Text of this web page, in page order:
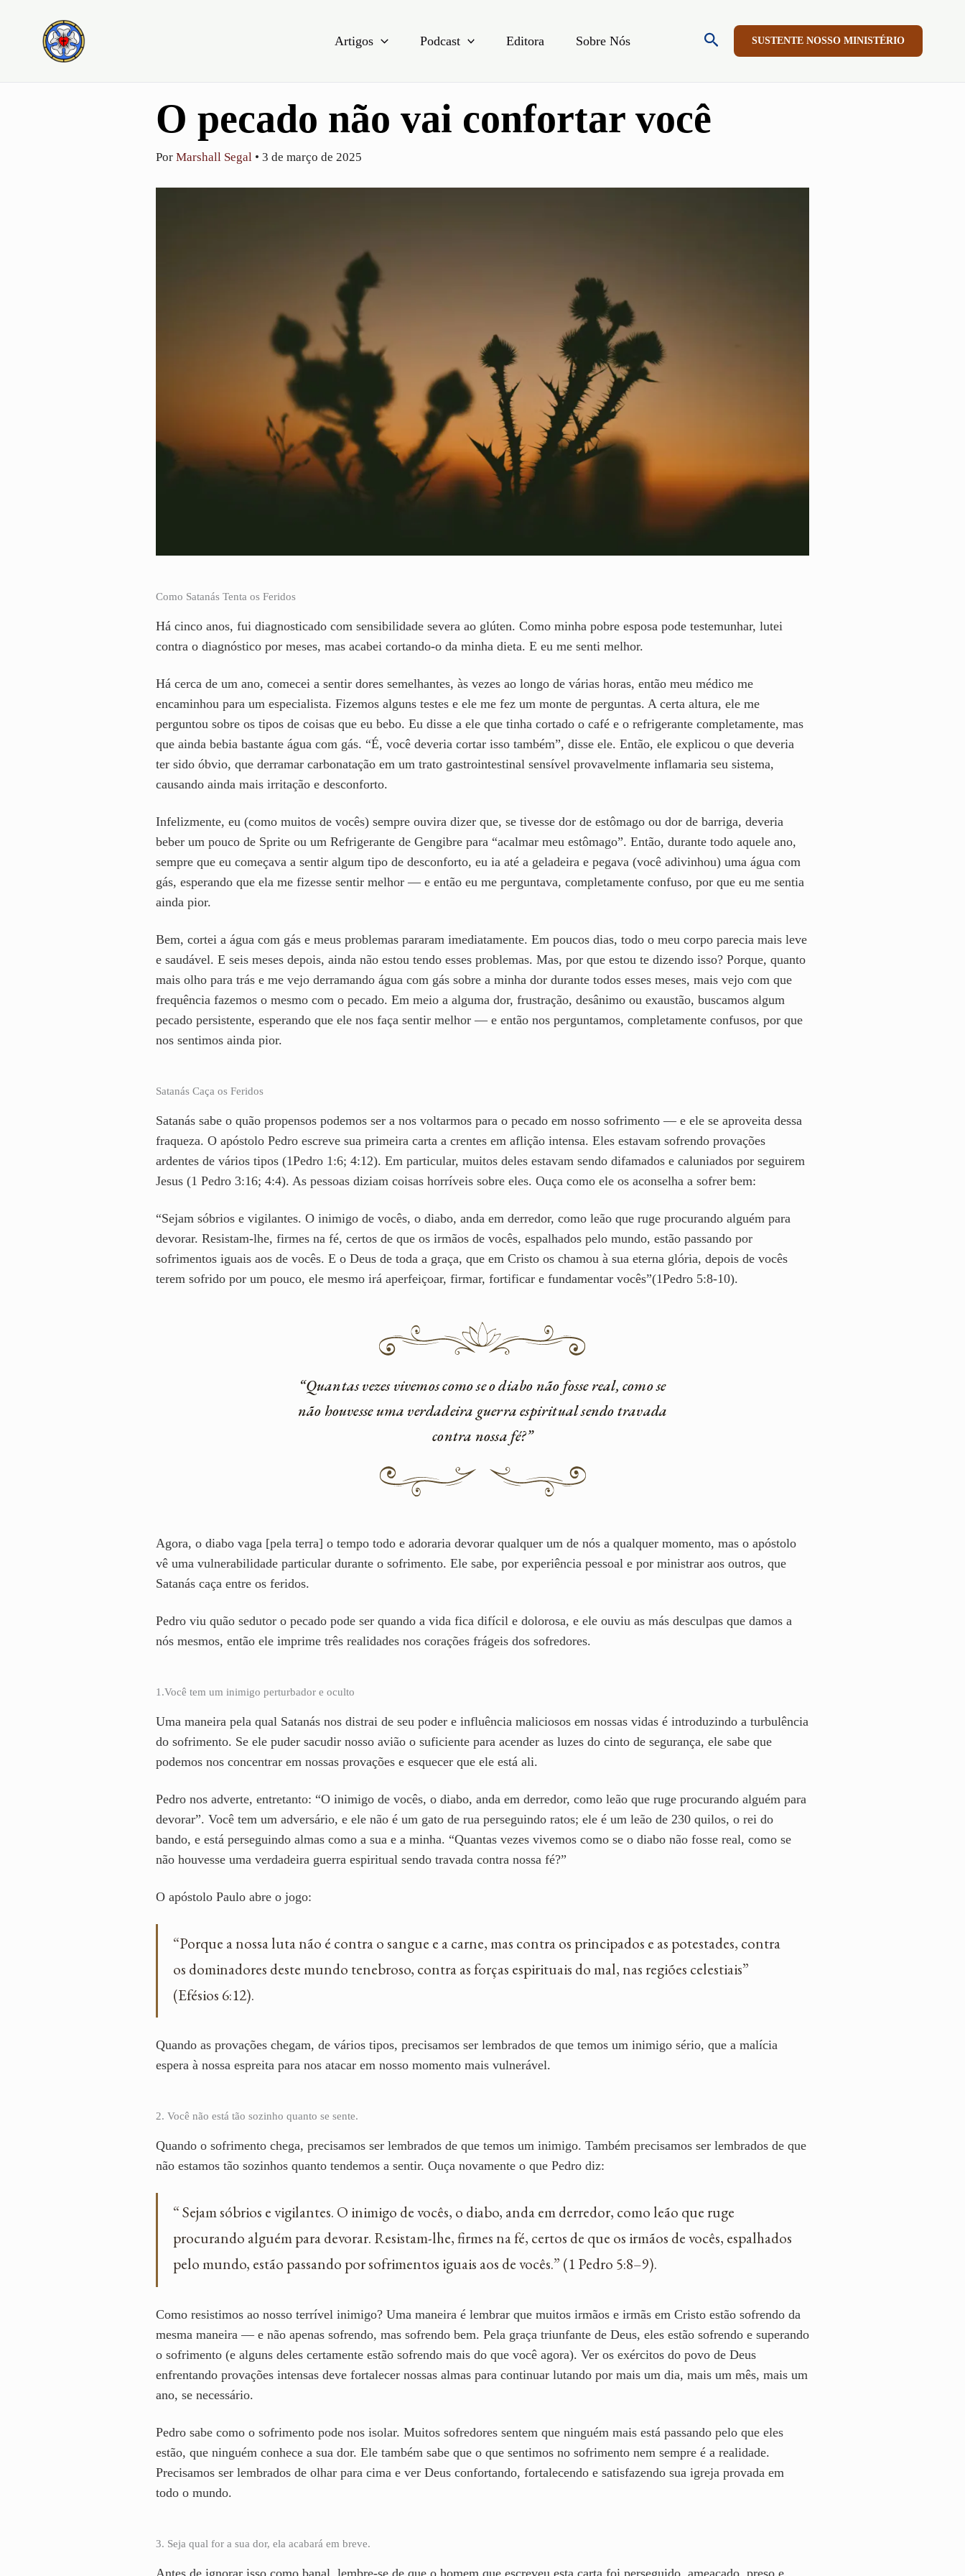
Artigos Podcast Editora Sobre Nós PesquisarSUSTENTE NOSSO MINISTÉRIO
O pecado não vai confortar você
Por Marshall Segal • 3 de março de 2025
Como Satanás Tenta os Feridos
Há cinco anos, fui diagnosticado com sensibilidade severa ao glúten. Como minha pobre esposa pode testemunhar, lutei
contra o diagnóstico por meses, mas acabei cortando-o da minha dieta. E eu me senti melhor.
Há cerca de um ano, comecei a sentir dores semelhantes, às vezes ao longo de várias horas, então meu médico me
encaminhou para um especialista. Fizemos alguns testes e ele me fez um monte de perguntas. A certa altura, ele me
perguntou sobre os tipos de coisas que eu bebo. Eu disse a ele que tinha cortado o café e o refrigerante completamente, mas
que ainda bebia bastante água com gás. “É, você deveria cortar isso também”, disse ele. Então, ele explicou o que deveria
ter sido óbvio, que derramar carbonatação em um trato gastrointestinal sensível provavelmente inflamaria seu sistema,
causando ainda mais irritação e desconforto.
Infelizmente, eu (como muitos de vocês) sempre ouvira dizer que, se tivesse dor de estômago ou dor de barriga, deveria
beber um pouco de Sprite ou um Refrigerante de Gengibre para “acalmar meu estômago”. Então, durante todo aquele ano,
sempre que eu começava a sentir algum tipo de desconforto, eu ia até a geladeira e pegava (você adivinhou) uma água com
gás, esperando que ela me fizesse sentir melhor — e então eu me perguntava, completamente confuso, por que eu me sentia
ainda pior.
Bem, cortei a água com gás e meus problemas pararam imediatamente. Em poucos dias, todo o meu corpo parecia mais leve
e saudável. E seis meses depois, ainda não estou tendo esses problemas. Mas, por que estou te dizendo isso? Porque, quanto
mais olho para trás e me vejo derramando água com gás sobre a minha dor durante todos esses meses, mais vejo com que
frequência fazemos o mesmo com o pecado. Em meio a alguma dor, frustração, desânimo ou exaustão, buscamos algum
pecado persistente, esperando que ele nos faça sentir melhor — e então nos perguntamos, completamente confusos, por que
nos sentimos ainda pior.
Satanás Caça os Feridos
Satanás sabe o quão propensos podemos ser a nos voltarmos para o pecado em nosso sofrimento — e ele se aproveita dessa
fraqueza. O apóstolo Pedro escreve sua primeira carta a crentes em aflição intensa. Eles estavam sofrendo provações
ardentes de vários tipos (1Pedro 1:6; 4:12). Em particular, muitos deles estavam sendo difamados e caluniados por seguirem
Jesus (1 Pedro 3:16; 4:4). As pessoas diziam coisas horríveis sobre eles. Ouça como ele os aconselha a sofrer bem:
“Sejam sóbrios e vigilantes. O inimigo de vocês, o diabo, anda em derredor, como leão que ruge procurando alguém para
devorar. Resistam-lhe, firmes na fé, certos de que os irmãos de vocês, espalhados pelo mundo, estão passando por
sofrimentos iguais aos de vocês. E o Deus de toda a graça, que em Cristo os chamou à sua eterna glória, depois de vocês
terem sofrido por um pouco, ele mesmo irá aperfeiçoar, firmar, fortificar e fundamentar vocês”(1Pedro 5:8-10).
“Quantas vezes vivemos como se o diabo não fosse real, como se
não houvesse uma verdadeira guerra espiritual sendo travada
contra nossa fé?”
Agora, o diabo vaga [pela terra] o tempo todo e adoraria devorar qualquer um de nós a qualquer momento, mas o apóstolo
vê uma vulnerabilidade particular durante o sofrimento. Ele sabe, por experiência pessoal e por ministrar aos outros, que
Satanás caça entre os feridos.
Pedro viu quão sedutor o pecado pode ser quando a vida fica difícil e dolorosa, e ele ouviu as más desculpas que damos a
nós mesmos, então ele imprime três realidades nos corações frágeis dos sofredores.
1.Você tem um inimigo perturbador e oculto
Uma maneira pela qual Satanás nos distrai de seu poder e influência maliciosos em nossas vidas é introduzindo a turbulência
do sofrimento. Se ele puder sacudir nosso avião o suficiente para acender as luzes do cinto de segurança, ele sabe que
podemos nos concentrar em nossas provações e esquecer que ele está ali.
Pedro nos adverte, entretanto: “O inimigo de vocês, o diabo, anda em derredor, como leão que ruge procurando alguém para
devorar”. Você tem um adversário, e ele não é um gato de rua perseguindo ratos; ele é um leão de 230 quilos, o rei do
bando, e está perseguindo almas como a sua e a minha. “Quantas vezes vivemos como se o diabo não fosse real, como se
não houvesse uma verdadeira guerra espiritual sendo travada contra nossa fé?”
O apóstolo Paulo abre o jogo:
“Porque a nossa luta não é contra o sangue e a carne, mas contra os principados e as potestades, contra
os dominadores deste mundo tenebroso, contra as forças espirituais do mal, nas regiões celestiais”
(Efésios 6:12).
Quando as provações chegam, de vários tipos, precisamos ser lembrados de que temos um inimigo sério, que a malícia
espera à nossa espreita para nos atacar em nosso momento mais vulnerável.
2. Você não está tão sozinho quanto se sente.
Quando o sofrimento chega, precisamos ser lembrados de que temos um inimigo. Também precisamos ser lembrados de que
não estamos tão sozinhos quanto tendemos a sentir. Ouça novamente o que Pedro diz:
“ Sejam sóbrios e vigilantes. O inimigo de vocês, o diabo, anda em derredor, como leão que ruge
procurando alguém para devorar. Resistam-lhe, firmes na fé, certos de que os irmãos de vocês, espalhados
pelo mundo, estão passando por sofrimentos iguais aos de vocês.” (1 Pedro 5:8–9).
Como resistimos ao nosso terrível inimigo? Uma maneira é lembrar que muitos irmãos e irmãs em Cristo estão sofrendo da
mesma maneira — e não apenas sofrendo, mas sofrendo bem. Pela graça triunfante de Deus, eles estão sofrendo e superando
o sofrimento (e alguns deles certamente estão sofrendo mais do que você agora). Ver os exércitos do povo de Deus
enfrentando provações intensas deve fortalecer nossas almas para continuar lutando por mais um dia, mais um mês, mais um
ano, se necessário.
Pedro sabe como o sofrimento pode nos isolar. Muitos sofredores sentem que ninguém mais está passando pelo que eles
estão, que ninguém conhece a sua dor. Ele também sabe que o que sentimos no sofrimento nem sempre é a realidade.
Precisamos ser lembrados de olhar para cima e ver Deus confortando, fortalecendo e satisfazendo sua igreja provada em
todo o mundo.
3. Seja qual for a sua dor, ela acabará em breve.
Antes de ignorar isso como banal, lembre-se de que o homem que escreveu esta carta foi perseguido, ameaçado, preso e,